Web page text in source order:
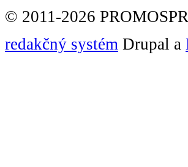
© 2011-2026
redakčný systém Drupal a